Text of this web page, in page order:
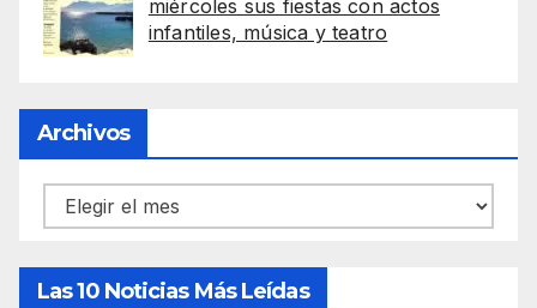
miércoles sus fiestas con actos
infantiles, música y teatro
Archivos
Archivos
Las 10 Noticias Más Leídas